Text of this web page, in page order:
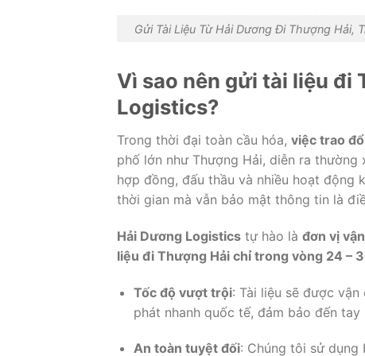
Gửi Tài Liệu Từ Hải Dương Đi Thượng Hải,
Vì sao nên gửi tài liệu đi
Logistics?
Trong thời đại toàn cầu hóa, việc trao
phố lớn như Thượng Hải, diễn ra thường
hợp đồng, đấu thầu và nhiều hoạt động
thời gian mà vẫn bảo mật thông tin là
Hải Dương Logistics tự hào là đơn vị vận
liệu đi Thượng Hải chỉ trong vòng 24 –
Tốc độ vượt trội: Tài liệu sẽ được vận
phát nhanh quốc tế, đảm bảo đến tay
An toàn tuyệt đối: Chúng tôi sử dụng